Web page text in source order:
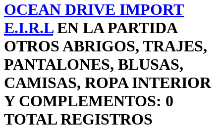
OCEAN DRIVE IMPORT
E.I.R.LEN LA PARTIDA
OTROS ABRIGOS, TRAJES,
PANTALONES, BLUSAS,
CAMISAS, ROPA INTERIOR
Y COMPLEMENTOS: 0
TOTAL REGISTROS